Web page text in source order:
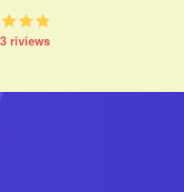
riviews